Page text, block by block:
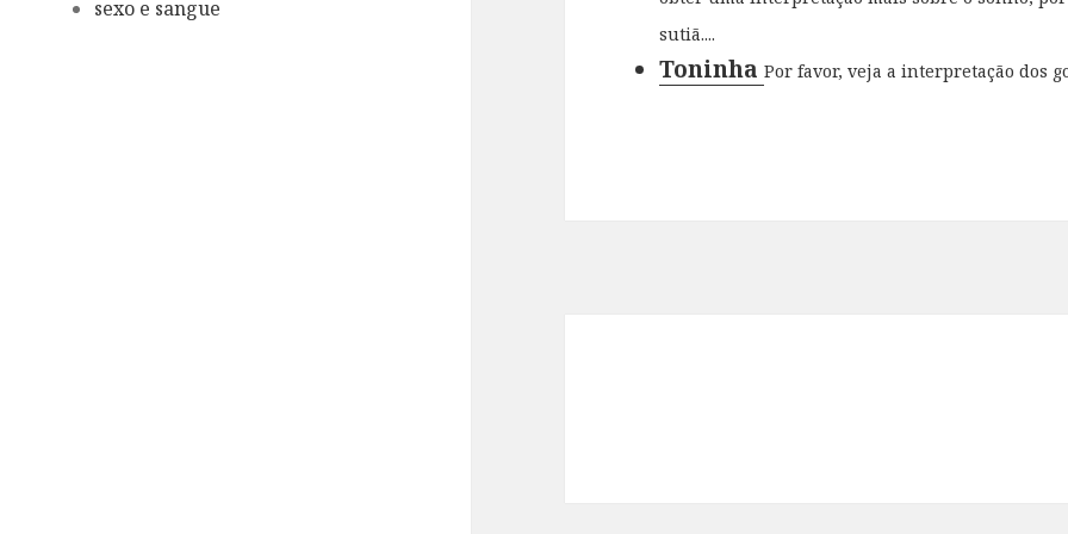
sexo e sangue
sutiã....
ToninhaPor favor, veja a interpretação dos